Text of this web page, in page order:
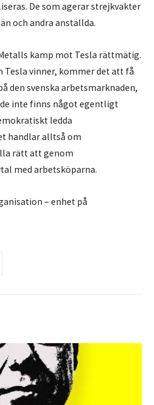
De som agerar strejkvakter
och andra anställda.
kamp mot Tesla rättmätig.
Tesla vinner, kommer det att få
den svenska arbetsmarknaden,
inte finns något egentligt
ledda
handlar alltså om
rätt att genom
med arbetsköparna.
– enhet på